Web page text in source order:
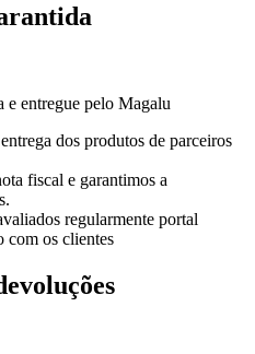
entregue pelo Magalu
dos produtos de parceiros
fiscal e garantimos a
regularmente portal
com os clientes